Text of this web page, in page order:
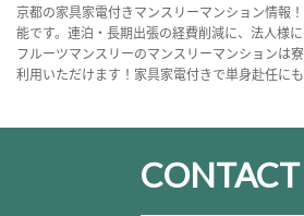
京都の家具家電付きマンスリーマンション情報
能です。連泊・長期出張の経費削減に、法人様に
フルーツマンスリーのマンスリーマンションは
利用いただけます！家具家電付きで単身赴任にも
CONTACT